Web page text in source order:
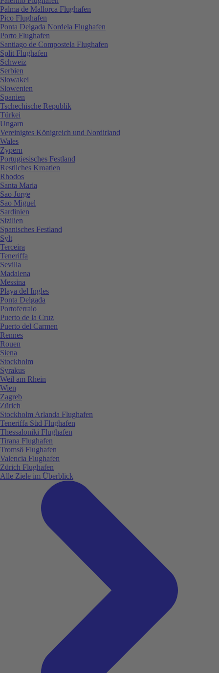
Palma de Mallorca Flughafen
Pico Flughafen
Ponta Delgada Nordela Flughafen
Porto Flughafen
Santiago de Compostela Flughafen
Split Flughafen
Schweiz
Serbien
Slowakei
Slowenien
Spanien
Tschechische Republik
Türkei
Ungarn
Vereinigtes Königreich und Nordirland
Wales
Zypern
Portugiesisches Festland
Restliches Kroatien
Rhodos
Santa Maria
Sao Jorge
Sao Miguel
Sardinien
Sizilien
Spanisches Festland
Sylt
Terceira
Teneriffa
Sevilla
Madalena
Messina
Playa del Ingles
Ponta Delgada
Portoferraio
Puerto de la Cruz
Puerto del Carmen
Rennes
Rouen
Siena
Stockholm
Syrakus
Weil am Rhein
Wien
Zagreb
Zürich
Stockholm Arlanda Flughafen
Teneriffa Süd Flughafen
Thessaloniki Flughafen
Tirana Flughafen
Tromsö Flughafen
Valencia Flughafen
Zürich Flughafen
Alle Ziele im Überblick